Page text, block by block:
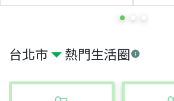
台北市 熱門生活圈